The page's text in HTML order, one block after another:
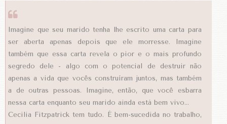
Imagine que seu marido tenha lhe escrito uma carta para
ser aberta apenas depois que ele morresse. Imagine
também que essa carta revela o pior e o mais profundo
segredo dele - algo com o potencial de destruir não
apenas a vida que vocês construíram juntos, mas também
a de outras pessoas. Imagine, então, que você esbarra
nessa carta enquanto seu marido ainda está bem vivo...
Cecilia Fitzpatrick tem tudo. É bem-sucedida no trabalho,